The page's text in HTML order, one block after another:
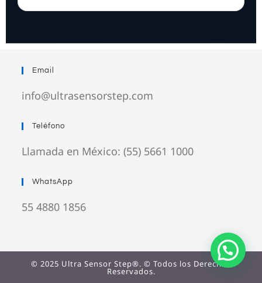
Email
info@ultrasensorstep.com
Teléfono
Llamada en México: (55) 5661 1000
WhatsApp
55 4880 1856
© 2025 Ultra Sensor Step®. © Todos los Derechos
Reservados.